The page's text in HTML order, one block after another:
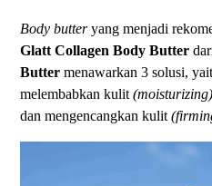
Body butteryang menjadi
Glatt Collagen Body Butter
Butter menawarkan 3 solusi,
melembabkan kulit(moisturizing)
dan mengencangkan kulit